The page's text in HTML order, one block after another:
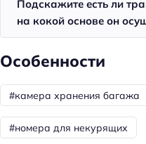
Фен
Номера со
Уборка
Двуспальная кровать
Бассейн
Подскажите есть ли
на кокой основе он
Особенности
#камера хранения багажа
#номера для некурящих